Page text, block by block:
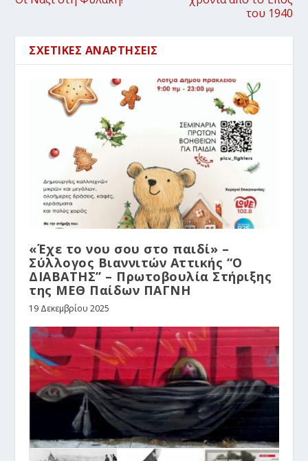
του 1940
ΣΧΕΤΙΚΈΣ ΑΝΑΡΤΉΣΕΙΣ
«Έχε το νου σου στο παιδί» –
Σύλλογος Βιαννιτών Αττικής “Ο
ΔΙΑΒΑΤΗΣ” – Πρωτοβουλία Στήριξης
της ΜΕΘ Παίδων ΠΑΓΝΗ
19 Δεκεμβρίου 2025